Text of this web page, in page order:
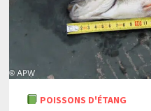
POISSONS D'ÉTANG